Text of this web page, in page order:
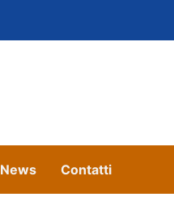
News Contatti